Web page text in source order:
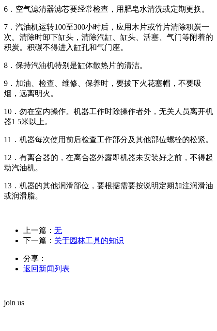
6．空气滤清器滤芯要经常检查，用肥皂水清洗或定期更换。
7．汽油机运转100至300小时后，应用木片或竹片清除积炭一
次。清除时卸下缸头，清除汽缸、缸头、活塞、气门等附着的
积炭。积碳不得进入缸孔和气门座。
8．保持汽油机特别是缸体散热片的清洁。
9．加油、检查、维修、保养时，要拔下火花塞帽，不要吸
烟，远离明火。
10．勿在室内操作。机器工作时除操作者外，无关人员离开机
器1 5米以上。
11．机器每次使用前后检查工作部分及其他部位螺栓的松紧。
12．有离合器的，在离合器外露即机器未安装好之前，不得起
动汽油机。
13．机器的其他润滑部位，要根据需要按说明定期加注润滑油
或润滑脂。
上一篇： 无
下一篇： 关于园林工具的知识
分享：
返回新闻列表
join us